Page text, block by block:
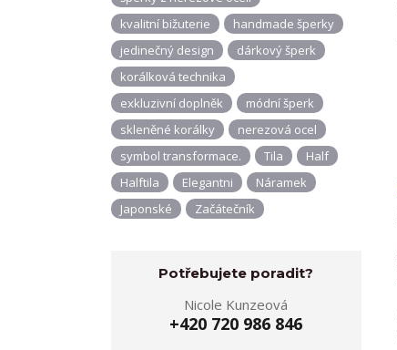
kvalitní bižuterie
handmade šperky
jedinečný design
dárkový šperk
korálková technika
exkluzivní doplněk
módní šperk
skleněné korálky
nerezová ocel
symbol transformace.
Tila
Half
Halftila
Elegantni
Náramek
Japonské
Začátečník
Potřebujete poradit?
Nicole Kunzeová
+420 720 986 846